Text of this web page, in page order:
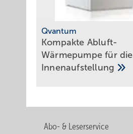
Qvantum
Ko mpakte ­Abluft-
Wärmepumpe für die
Innen­aufstellung
Abo- & Leserservice